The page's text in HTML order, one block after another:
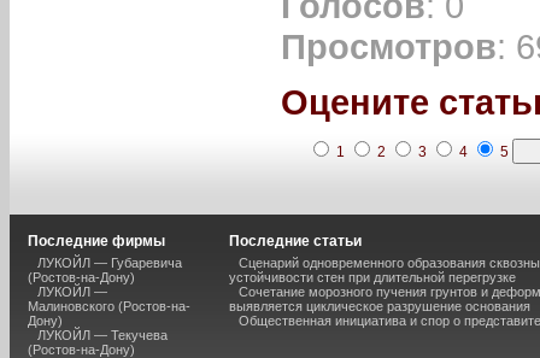
Просмотров:
Оцените
1 2 3 4 5
Последние фирмы
ЛУКОЙЛ — Губаревича
(Ростов-на-Дону)
ЛУКОЙЛ —
Малиновского (Ростов-на-
Дону)
ЛУКОЙЛ — Текучева
(Ростов-на-Дону)
Последние статьи
Сценарий одновременного образования
устойчивости стен при длительной перегрузке
Сочетание морозного пучения грунтов и
выявляется циклическое разрушение основания
Общественная инициатива и спор о